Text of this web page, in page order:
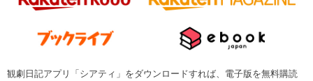
観劇日記アプリ「シアティ」をダウンロードすれば、電子版を無料購読